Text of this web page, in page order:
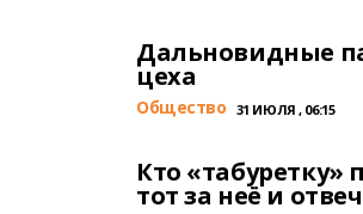
Дальновидные
цеха
Общество 31 ИЮЛЯ , 06:15
Кто «табуретку»
тот за неё и